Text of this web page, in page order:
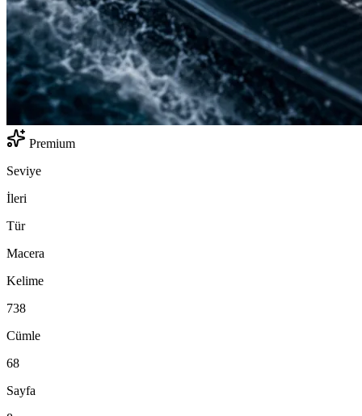
Premium
Seviye
İleri
Tür
Macera
Kelime
738
Cümle
68
Sayfa